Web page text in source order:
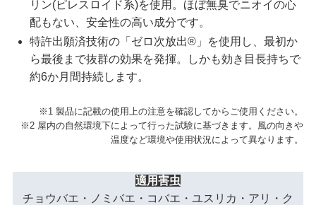
リン(ピレスロイド系)を使用。ほぼ無臭でニオイの心
配もない、安全性の高い成分です。
特許出願済技術の「ゼロ次放出®」を使用し、最初か
ら最後まで抜群の効果を発揮。しかも効き目長持ちで
約6か月間持続します。
※1 製品に記載の使用上の注意を確認してからご使用ください。
※2 屋内の自然環境下によって行った試験に基づきます。風の向きや
温度など環境や使用状況によって異なります。
適用害虫
チョウバエ・ノミバエ・コバエ・ユスリカ・アリ・ク